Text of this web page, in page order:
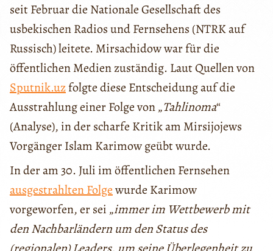
seit Februar die Nationale Gesellschaft des
usbekischen Radios und Fernsehens (NTRK auf
Russisch) leitete. Mirsachidow war für die
öffentlichen Medien zuständig. Laut Quellen von
Sputnik.uzfolgte diese Entscheidung auf die
Ausstrahlung einer Folge von „Tahlinoma“
(Analyse), in der scharfe Kritik am Mirsijojews
Vorgänger Islam Karimow geübt wurde.
In der am 30. Juli im öffentlichen Fernsehen
ausgestrahlten Folgewurde Karimow
vorgeworfen, er sei „immer im Wettbewerb mit
den Nachbarländern um den Status des